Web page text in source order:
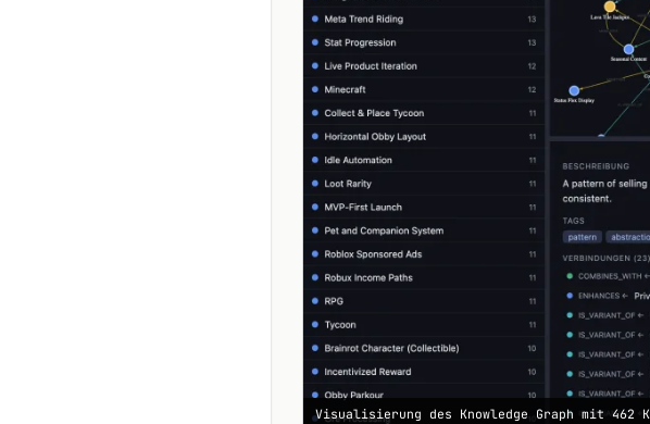
Visualisierung des Knowledge Graph mit 462